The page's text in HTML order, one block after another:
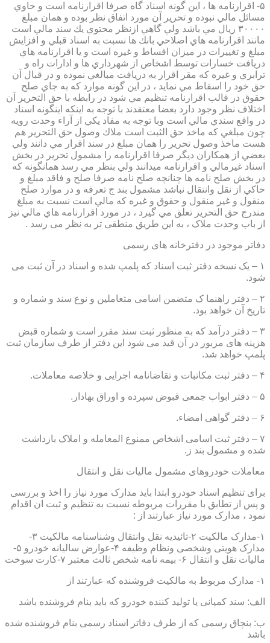
۵- اقرارنامه ها ، اين گونه اسناد گاه صرفا اقرارنامه است و حاوي
مسائل مالي نبوده و تحرير آن مورد اتفاق نظر بوده و همان مبلغ
۳۰۰۰۰ ريال مي باشد ولي گاهي ازنظر محتوي يك سند مالي است
مانند اقرارنامه هاي اصلاحي بانك ها نسبت به اسناد قبلي و افزايش
مبلغ و تغييرات در ميزان اقساط و غيره است و يا اقرارنامه هاي
دريافت خسارات توسط اشخاص از شهرداري ها و ادارات راه و
ترابري و غيره كه مقر اقرار به دريافت مبالغي نموده و در قبال آن
حق خود را اسقاط مي نمايد ، در اين گونه موارد كه به جاي صلح
حقوق در قالب اقرارنامه تنظيم مي شود در رابطه با حق التحرير آن
اختلاف نظر وجود دارد بعضا معتقدند با توجه به اينكه اينگونه اسناد
در واقع سندي مالي است وبا توجه به مفاد يكي از آراء وحدت رويه
چون مبلغي كه ماخذ حق الثبت است ملاك وصول حق التحرير هم
هست ماخذ وصول تحرير را همان مبلغ در سند اقرار مي دانند ولي
بعضي از همكاران ديگر صرفا اقرارنامه را مشمول تحرير در بخش
اسناد غيرمالي و اقرارنامه ميدانند ولي بنظر مي رسد همانگونه كه
در بخش صلح نامه ها چنانچه صلح نامه صرفا صلح و فاقد مبلغ و
حاكي از نقل وانتقال نباشد مشمول بند ج تعرفه و در موارد صلح
منقول و غير منقول و حقوق و غيره كه مالي است نسبت به مبلغ
مندرج حق التحرير تعلق مي گيرد ، در مورد اقرارنامه هاي مالي نيز
از باب وحدت ملاک ، به این طریق منطقی تر به نظر می رسد .
دفاتر موجود در دفترخانه های رسمی
۱ – یک نسخه دفتر ثبت اسناد که پلمپ شده و اسناد در آن ثبت می
شود.
۲ – دفتر راهنما ک متضمن اسامی متعاملین و نوع سند و شماره و
تاریخ آن خواهد بود.
۳ – دفتر درآمد که به منظور ثبت سند مقرر است و شماره قبض
هزینه های مزبور در آن قید می شود این دفتر از طرف سازمان ثبت
پلمپ خواهد شد.
۴ – دفتر ثبت مکاتبات و تقاضانامه اجرایی و خلاصه معاملات.
۵ – دفتر ابواب جمعی قبوض سپرده و اوراق بهادار.
۶ – دفتر گواهی امضاء.
۷ – دفتر ثبت اسامی اشخاص ممنوع المعامله و املاک بازداشت
شده و مشمول بند ز.
معاملات خودروهای مشمول مالیات نقل و انتقال
برای تنظیم اسناد خودرو ابتدا باید مدارک مورد نیاز را اخذ و بررسی
و پس از تطابق با مقررات مربوطه نسبت به تنظیم و ثبت ان اقدام
نمود ، مدارک مورد نیاز عبارتند از :
۱-مدارک مالکیت ۲-تائیدیه نقل وانتقال وشناسنامه مالکیت ۳-
مدارک هویتی وشخصی ونظام وظیفه ۴-عوارض سالیانه خودرو ۵-
مالیات نقل و انتقال ۶- بیمه نامه شخص ثالث معتبر ۷-کارت سوخت
۱- مدارک مربوط به مالکیت فروشنده که عبارتند از
الف: سند کمپانی یا تولید کننده خودرو که باید بنام فروشنده باشد
ب: بنچاق رسمی که از طرف دفاتر اسناد رسمی بنام فروشنده شده
باشد